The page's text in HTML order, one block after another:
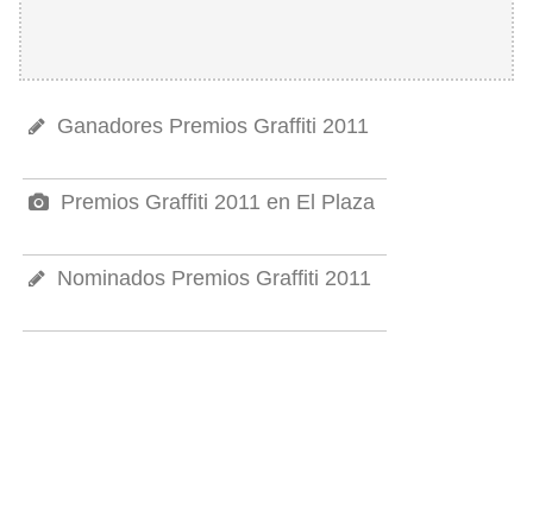
Ganadores Premios Graffiti 2011
Premios Graffiti 2011 en El Plaza
Nominados Premios Graffiti 2011